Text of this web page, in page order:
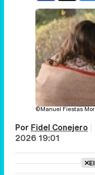
©Manuel Fiestas
Por Fidel Conejero |
2026 19:01